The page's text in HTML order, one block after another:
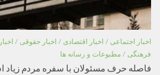
اخبار اجتماعی / اخبار اقتصادی / اخبار حقوقی /
فرهنگی / مطبوعات و رسانه ها
فاصله حرف مسئولان با سفره مردم زیاد